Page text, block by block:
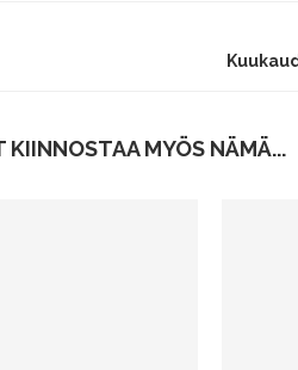
KIINNOSTAA MYÖS NÄMÄ...